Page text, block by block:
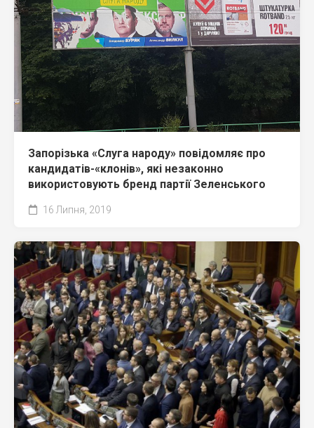
Запорізька «Слуга народу» повідомляє про
кандидатів-«клонів», які незаконно
використовують бренд партії Зеленського
16 Липня, 2019